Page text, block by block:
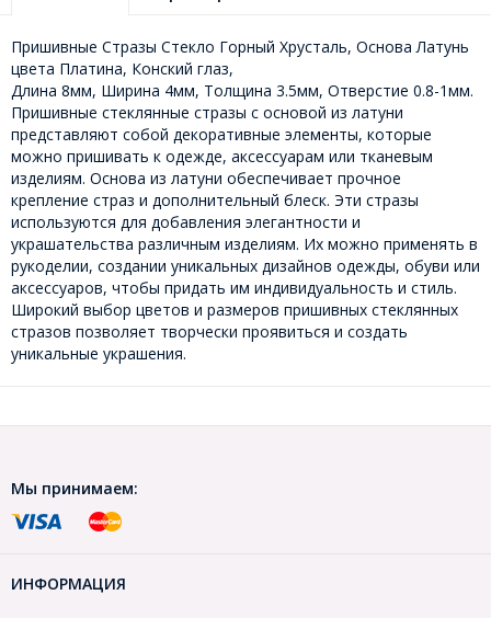
Пришивные Стразы Стекло Горный Хрусталь, Основа Латунь
цвета Платина, Конский глаз,
Длина 8мм, Ширина 4мм, Толщина 3.5мм, Отверстие 0.8-1мм.
Пришивные стеклянные стразы с основой из латуни
представляют собой декоративные элементы, которые
можно пришивать к одежде, аксессуарам или тканевым
изделиям. Основа из латуни обеспечивает прочное
крепление страз и дополнительный блеск. Эти стразы
используются для добавления элегантности и
украшательства различным изделиям. Их можно применять в
рукоделии, создании уникальных дизайнов одежды, обуви или
аксессуаров, чтобы придать им индивидуальность и стиль.
Широкий выбор цветов и размеров пришивных стеклянных
стразов позволяет творчески проявиться и создать
уникальные украшения.
Мы принимаем:
ИНФОРМАЦИЯ